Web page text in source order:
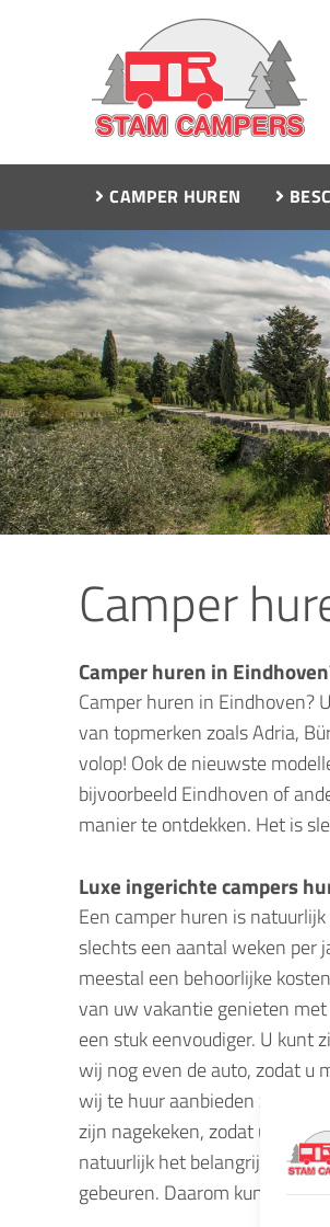
CAMPER HUREN
Camper
Camper huren in
Camper huren in Eindhoven?
van topmerken zoals Adria,
volop! Ook de nieuwste
bijvoorbeeld Eindhoven of
manier te ontdekken. Het is
Luxe ingerichte campers
Een camper huren is
slechts een aantal weken per
meestal een behoorlijke
van uw vakantie genieten
een stuk eenvoudiger. U kunt
wij nog even de auto, zodat u
wij te huur aanbieden zijn
zijn nagekeken, zodat u met
natuurlijk het belangrijkste.
gebeuren. Daarom kunt u ook